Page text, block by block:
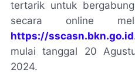
tertarik untuk
secara online
https://sscasn.bkn.go.id
mulai tanggal 20
2024.